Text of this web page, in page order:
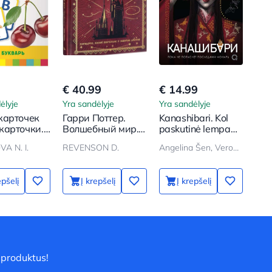
N. I.
€ 40.99
Yra sandėlyje
Гарри Поттер.
Волшебный мир.
REVENSON D.
Į krepšelį
€ 14.99
Yra sandėlyje
Kanashibari. Kol
paskutinė lempa
Angelina Šen, Veronika Šen
Į krepšelį